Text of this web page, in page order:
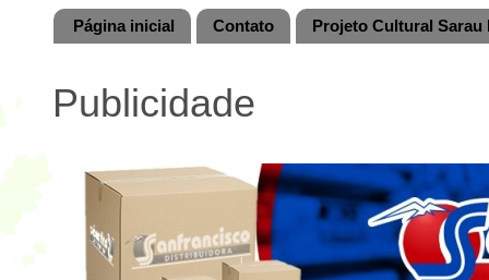
Página inicial Contato Projeto Cultural
Publicidade